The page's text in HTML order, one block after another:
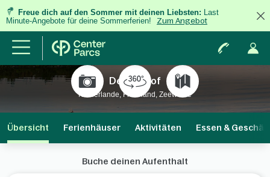
Freue dich auf den Sommer mit deinen Liebsten: Last
Minute-Angebote für deine Sommerferien!
Zum Angebot
De Eemhof
Niederlande, Flevoland, Zeewolde
Übersicht Ferienhäuser Aktivitäten Essen &
Buche deinen Aufenthalt